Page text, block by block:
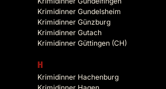
Krimidinner Gundelsheim
Krimidinner Günzburg
Krimidinner Gutach
Krimidinner Güttingen (CH)
H
Krimidinner Hachenburg